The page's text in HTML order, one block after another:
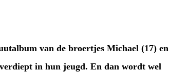
van de broertjes Michael (17) en
in hun jeugd. En dan wordt wel